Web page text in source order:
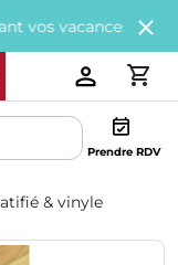
avec200€
Prendre RDV
& vinyle